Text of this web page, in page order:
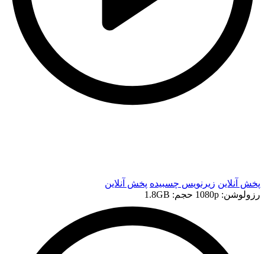
پخش آنلاین زیرنویس چسبیده پخش آنلاین
رزولوشن: 1080p
حجم: 1.8GB